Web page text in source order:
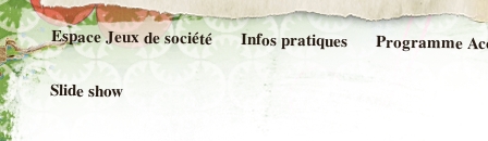
Espace Jeux de société Infos pratiques Programme
Slide show